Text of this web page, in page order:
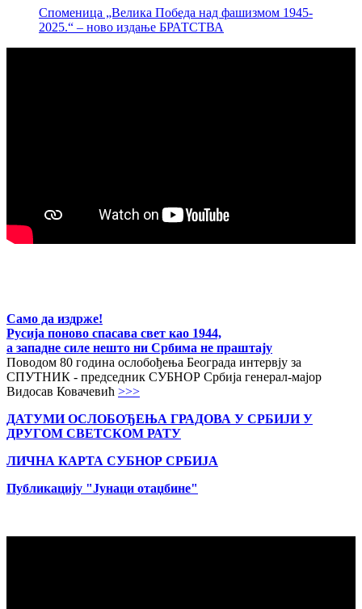
Споменица „Велика Победа над фашизмом 1945-
2025.“ – ново издање БРАТСТВА
Само да издрже!
Русија поново спасава свет као 1944,
а западне силе нешто ни Србима не праштају
Поводом 80 година ослобођења Београда интервју за
СПУТНИК - председник СУБНОР Србија генерал-мајор
Видосав Ковачевић >>>
ДАТУМИ ОСЛОБОЂЕЊА ГРАДОВА У СРБИЈИ У
ДРУГОМ СВЕТСКОМ РАТУ
ЛИЧНА КАРТА СУБНОР СРБИЈА
Публикацију "Јунаци отаџбине"